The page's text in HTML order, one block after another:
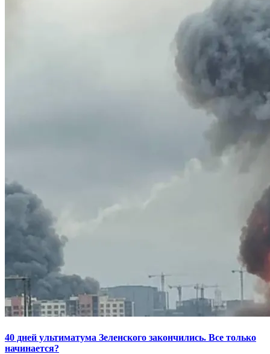
40 дней ультиматума Зеленского закончились. Все только
начинается?